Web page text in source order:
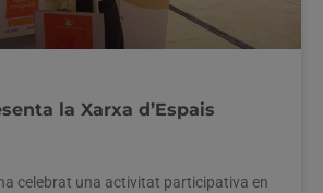
la Xarxa d’Espais
ha celebrat una activitat participativa en